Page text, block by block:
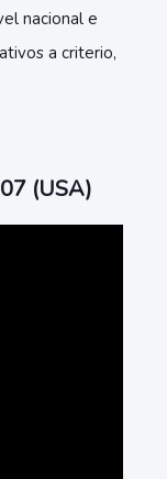
nacional e
a criterio,
(USA)